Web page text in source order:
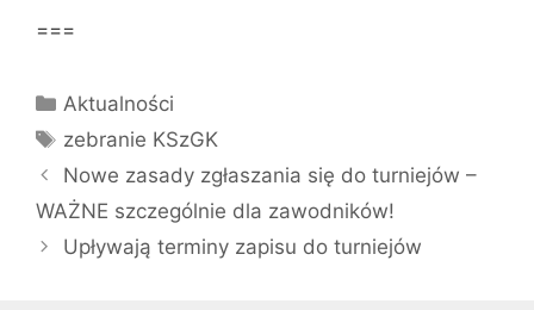
===
Kategorie
Aktualności
Tagi
zebranie KSzGK
Nowe zasady zgłaszania się do turniejów –
WAŻNE szczególnie dla zawodników!
Upływają terminy zapisu do turniejów